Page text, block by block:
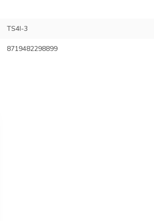
TS4I-3
8719482298899